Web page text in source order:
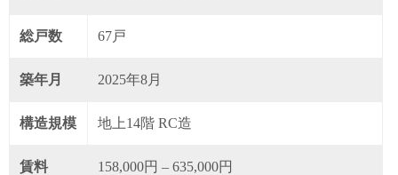
総戸数 67戸
築年月 2025年8月
構造規模 地上14階 RC造
賃料 158,000円 – 635,000円